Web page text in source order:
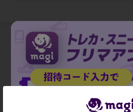
出品がありません